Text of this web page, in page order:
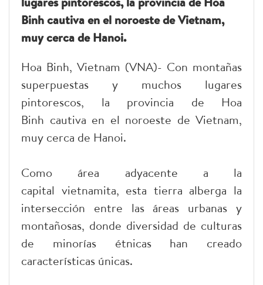
Binh cautiva en el noroeste de Vietnam,
muy cerca de Hanoi.
Hoa Binh, Vietnam (VNA)- Con montañas
superpuestas y muchos lugares
pintorescos, la provincia de Hoa
Binh cautiva en el noroeste de Vietnam,
muy cerca de Hanoi.
Como área adyacente a la
capital vietnamita, esta tierra alberga la
intersección entre las áreas urbanas y
montañosas, donde diversidad de culturas
de minorías étnicas han creado
características únicas.